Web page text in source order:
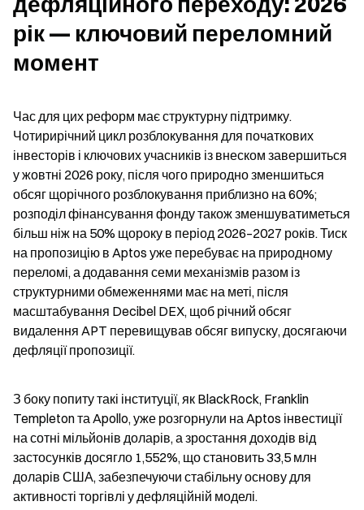
рік — ключовий переломний
момент
Час для цих реформ має структурну підтримку.
Чотирирічний цикл розблокування для початкових
інвесторів і ключових учасників із внеском завершиться
у жовтні 2026 року, після чого природно зменшиться
обсяг щорічного розблокування приблизно на 60%;
розподіл фінансування фонду також зменшуватиметься
більш ніж на 50% щороку в період 2026–2027 років. Тиск
на пропозицію в Aptos уже перебуває на природному
переломі, а додавання семи механізмів разом із
структурними обмеженнями має на меті, після
масштабування Decibel DEX, щоб річний обсяг
видалення APT перевищував обсяг випуску, досягаючи
дефляції пропозиції.
З боку попиту такі інституції, як BlackRock, Franklin
Templeton та Apollo, уже розгорнули на Aptos інвестиції
на сотні мільйонів доларів, а зростання доходів від
застосунків досягло 1,552%, що становить 33,5 млн
доларів США, забезпечуючи стабільну основу для
активності торгівлі у дефляційній моделі.